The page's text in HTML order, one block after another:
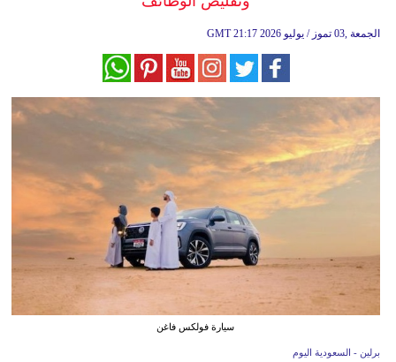
سياحة
وسفر
ديكور
أخبار
إعلام
GMT 21:17 2026 الجمعة ,03 تموز / يوليو
سيارة فولكس فاغن
برلين - السعودية اليوم